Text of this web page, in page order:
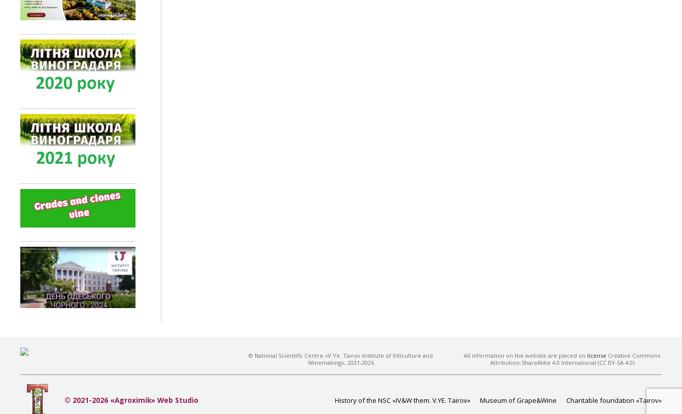
© National Scientific Centre «V.Ye. Tairov Institute of Viticulture and
Winemaking», 2021-2026
All information on the website are placed on license Creative Commons
Attribution-ShareAlike 4.0 International (CC BY-SA 4.0)
© 2021-2026 «Agroximik» Web Studio History of the NSC «IV&W them. V.YE. Tairov» Museum of Grape&Wine Charitable foundation «Tairov»